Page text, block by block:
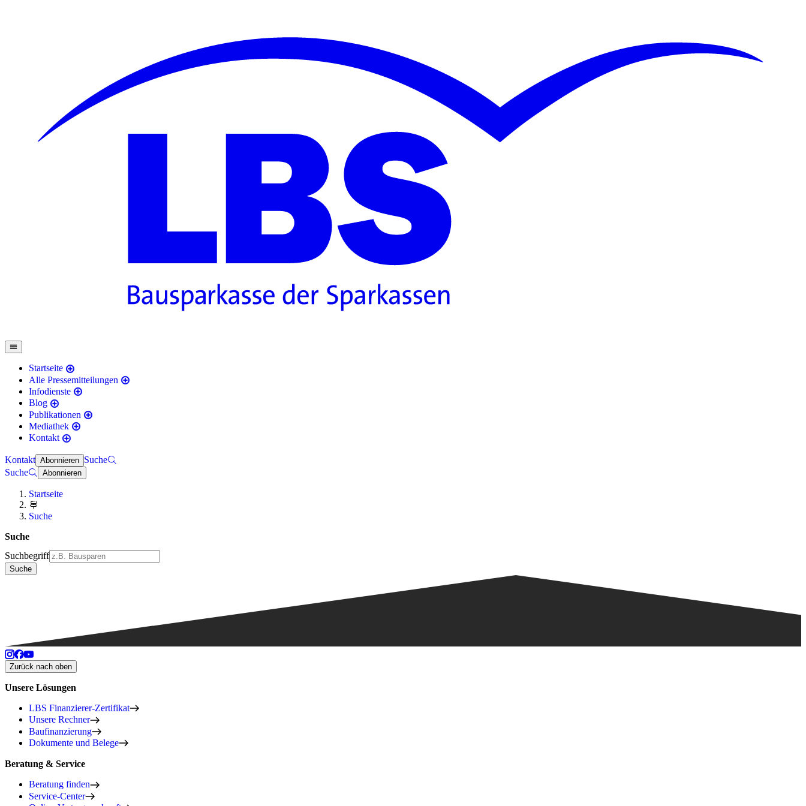
Startseite
Alle Pressemitteilungen
Infodienste
Blog
Publikationen
Mediathek
Kontakt
Kontakt Abonnieren Suche
Suche
Abonnieren
Startseite
Suche
Suche
Suchbegriff
Suche
Zurück nach oben
Unsere Lösungen
LBS Finanzierer-Zertifikat
Unsere Rechner
Baufinanzierung
Dokumente und Belege
Beratung & Service
Beratung finden
Service-Center